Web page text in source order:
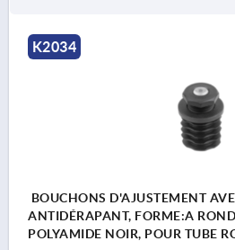
K2034
BOUCHONS D'AJUSTEMENT
ANTIDÉRAPANT, FORME:A
POLYAMIDE NOIR, POUR TUBE